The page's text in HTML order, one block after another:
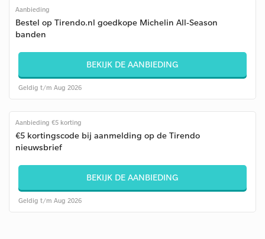
Aanbieding
Bestel op Tirendo.nl goedkope Michelin All-Season
banden
BEKIJK DE AANBIEDING
Geldig t/m Aug 2026
Aanbieding €5 korting
€5 kortingscode bij aanmelding op de Tirendo
nieuwsbrief
BEKIJK DE AANBIEDING
Geldig t/m Aug 2026